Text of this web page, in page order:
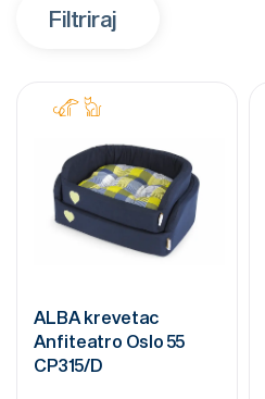
Filtriraj
ALBA krevetac
Anfiteatro Oslo 55
CP315/D